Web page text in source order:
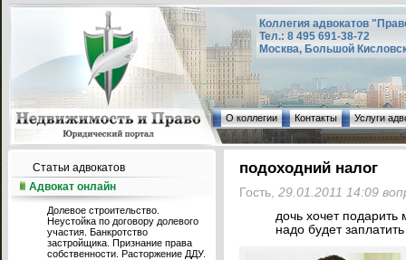
Коллегия адвокатов
Тел.: 8 495 691-38-72
Москва, Большой
О коллегии Контакты Услуги
Статьи адвокатов
Адвокат онлайн
Долевое строительство.
Неустойка по договору долевого
участия. Банкротство
застройщика. Признание права
собственности. Расторжение ДДУ.
подоходний налог
Гость, 29.01.2011 14:09
дочь хочет подарить
надо будет